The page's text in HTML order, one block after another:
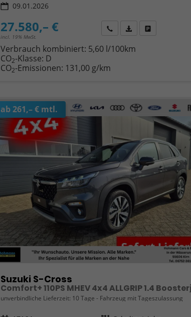
09.01.2026
27.580,– €
incl. 19% MwSt.
Wir rufen Sie anFahrzeugexposé (PDF)
Verbrauch kombiniert: 5,60 l/100km
CO2-Klasse: D
CO2-Emissionen: 131,00 g/km
ab 261,– € mtl.
Suzuki S-Cross
unverbindliche Lieferzeit: 10 Tage Fahrzeug mit Tageszulassung